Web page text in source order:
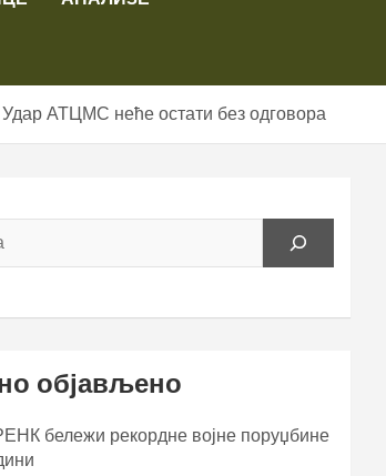
АТЦМС неће остати без одговора
објављено
бележи рекордне војне поруџбине